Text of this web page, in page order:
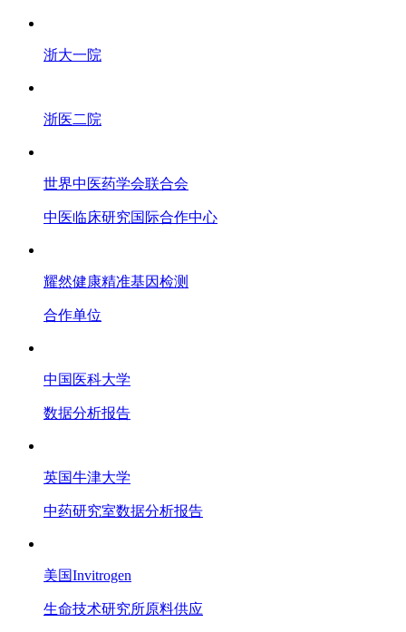
浙大一院
浙医二院
世界中医药学会联合会
中医临床研究国际合作中心
耀然健康精准基因检测
合作单位
中国医科大学
数据分析报告
英国牛津大学
中药研究室数据分析报告
美国Invitrogen
生命技术研究所原料供应